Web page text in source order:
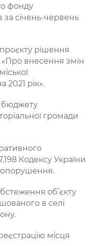
фонду
за січень-червень
рішення
«Про внесення змін
2021 рік».
бюджету
громади
Кодексу України
об’єкту
в селі
місця